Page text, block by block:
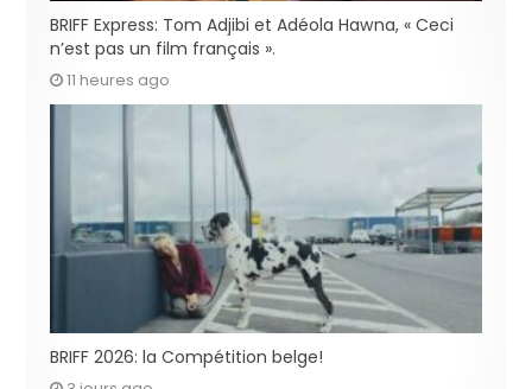
BRIFF Express: Tom Adjibi et Adéola Hawna, « Ceci
n’est pas un film français ».
11 heures ago
BRIFF 2026: la Compétition belge!